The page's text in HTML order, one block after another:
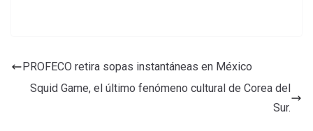
PROFECO retira sopas instantáneas en México
Squid Game, el último fenómeno cultural de Corea del
Sur.